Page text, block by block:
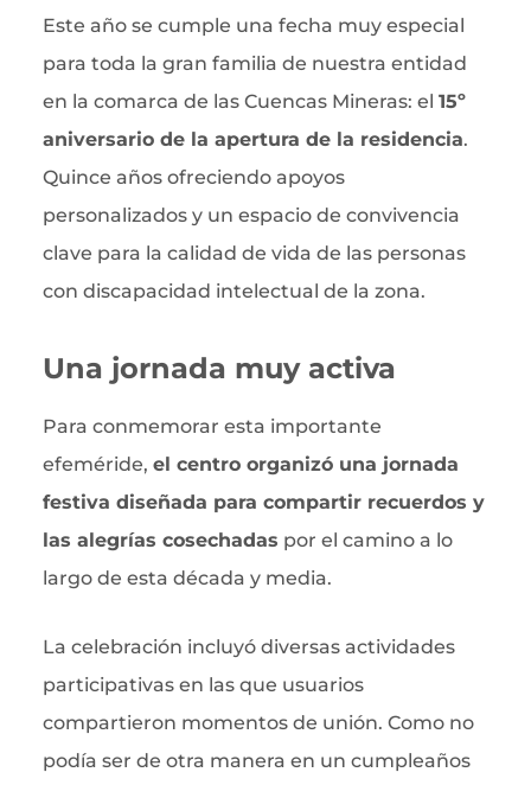
Este año se cumple una fecha muy especial
para toda la gran familia de nuestra entidad
en la comarca de las Cuencas Mineras: el 15º
aniversario de la apertura de la residencia.
Quince años ofreciendo apoyos
personalizados y un espacio de convivencia
clave para la calidad de vida de las personas
con discapacidad intelectual de la zona.
Una jornada muy activa
Para conmemorar esta importante
efeméride, el centro organizó una jornada
festiva diseñada para compartir recuerdos y
las alegrías cosechadas por el camino a lo
largo de esta década y media.
La celebración incluyó diversas actividades
participativas en las que usuarios
compartieron momentos de unión. Como no
podía ser de otra manera en un cumpleaños